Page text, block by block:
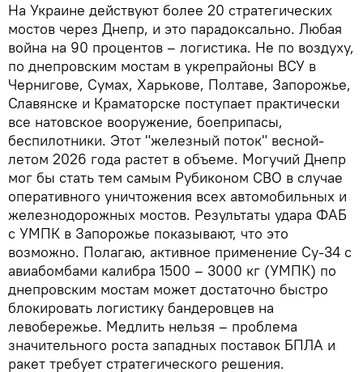
На Украине действуют более 20 стратегических
мостов через Днепр, и это парадоксально. Любая
война на 90 процентов – логистика. Не по воздуху,
по днепровским мостам в укрепрайоны ВСУ в
Чернигове, Сумах, Харькове, Полтаве, Запорожье,
Славянске и Краматорске поступает практически
все натовское вооружение, боеприпасы,
беспилотники. Этот "железный поток" весной-
летом 2026 года растет в объеме. Могучий Днепр
мог бы стать тем самым Рубиконом СВО в случае
оперативного уничтожения всех автомобильных и
железнодорожных мостов. Результаты удара ФАБ
с УМПК в Запорожье показывают, что это
возможно. Полагаю, активное применение Су-34 с
авиабомбами калибра 1500 – 3000 кг (УМПК) по
днепровским мостам может достаточно быстро
блокировать логистику бандеровцев на
левобережье. Медлить нельзя – проблема
значительного роста западных поставок БПЛА и
ракет требует стратегического решения.